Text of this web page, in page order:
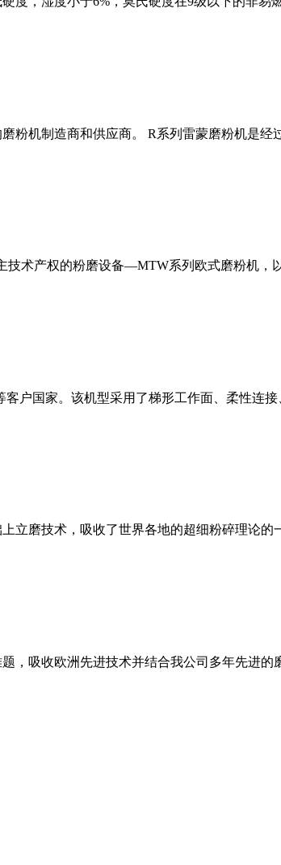
粉机制造商和供应商。 R系列雷蒙磨粉机是
术产权的粉磨设备—MTW系列欧式磨粉机，
户国家。该机型采用了梯形工作面、柔性连
立磨技术，吸收了世界各地的超细粉碎理论
，吸收欧洲先进技术并结合我公司多年先进